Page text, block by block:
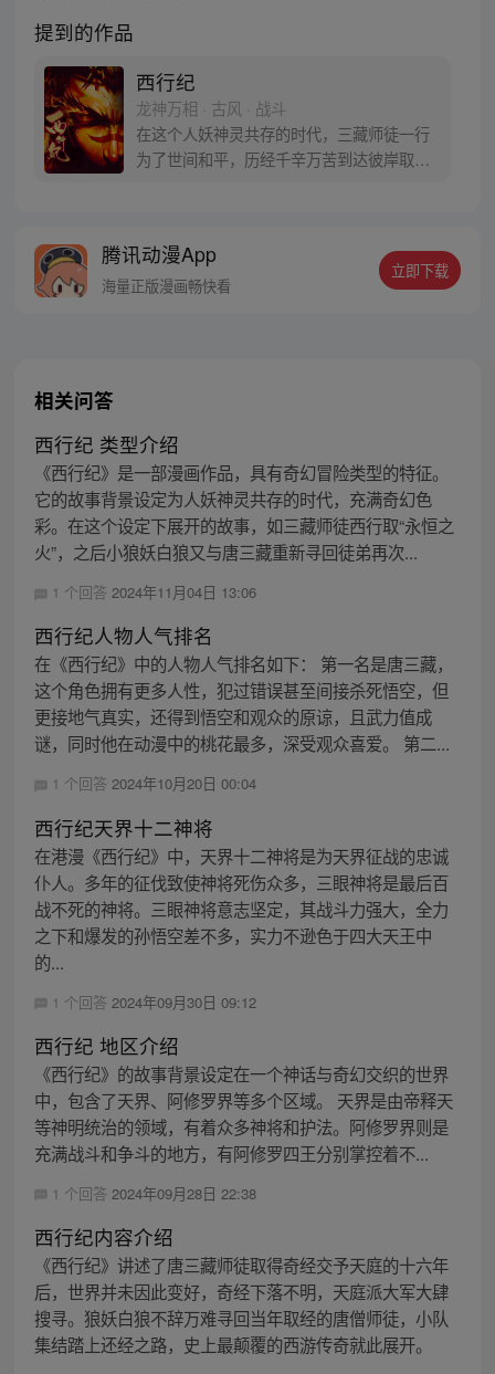
提到的作品
西行纪
龙神万相 · 古风 · 战斗
在这个人妖神灵共存的时代，三藏师徒一行
为了世间和平，历经千辛万苦到达彼岸取
辞万难，找到唐三藏大法师，和他一起重新
寻回徒弟们，组成全新“西行小队”，再度踏
腾讯动漫App
海量正版漫画畅快看
立即下载
相关问答
西行纪 类型介绍
《西行纪》是一部漫画作品，具有奇幻冒险类型的特征。
它的故事背景设定为人妖神灵共存的时代，充满奇幻色
彩。在这个设定下展开的故事，如三藏师徒西行取“永恒之
火”，之后小狼妖白狼又与唐三藏重新寻回徒弟再次...
1 个回答 2024年11月04日 13:06
西行纪人物人气排名
在《西行纪》中的人物人气排名如下： 第一名是唐三藏，
这个角色拥有更多人性，犯过错误甚至间接杀死悟空，但
更接地气真实，还得到悟空和观众的原谅，且武力值成
谜，同时他在动漫中的桃花最多，深受观众喜爱。 第二...
1 个回答 2024年10月20日 00:04
西行纪天界十二神将
在港漫《西行纪》中，天界十二神将是为天界征战的忠诚
仆人。多年的征伐致使神将死伤众多，三眼神将是最后百
战不死的神将。三眼神将意志坚定，其战斗力强大，全力
之下和爆发的孙悟空差不多，实力不逊色于四大天王中
的...
1 个回答 2024年09月30日 09:12
西行纪 地区介绍
《西行纪》的故事背景设定在一个神话与奇幻交织的世界
中，包含了天界、阿修罗界等多个区域。 天界是由帝释天
等神明统治的领域，有着众多神将和护法。阿修罗界则是
充满战斗和争斗的地方，有阿修罗四王分别掌控着不...
1 个回答 2024年09月28日 22:38
西行纪内容介绍
《西行纪》讲述了唐三藏师徒取得奇经交予天庭的十六年
后，世界并未因此变好，奇经下落不明，天庭派大军大肆
搜寻。狼妖白狼不辞万难寻回当年取经的唐僧师徒，小队
集结踏上还经之路，史上最颠覆的西游传奇就此展开。